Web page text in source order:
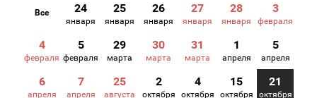
Все 24
января
25
января
26
января
27
января
28
января
3
февраля
4
февраля
5
февраля
29
марта
30
марта
31
марта
1
апреля
5
апреля
6
апреля
7
апреля
25
августа
2
октября
4
октября
15
октября
21
октября